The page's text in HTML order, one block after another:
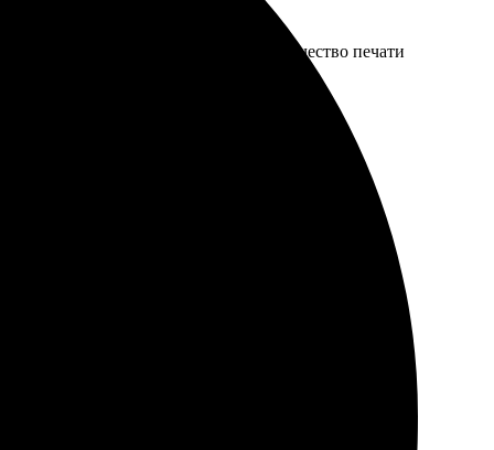
Доставка затянулась, а качество печати
фото и оформила заказ. Получила отличные
и акции. Рекомендую друзьям!